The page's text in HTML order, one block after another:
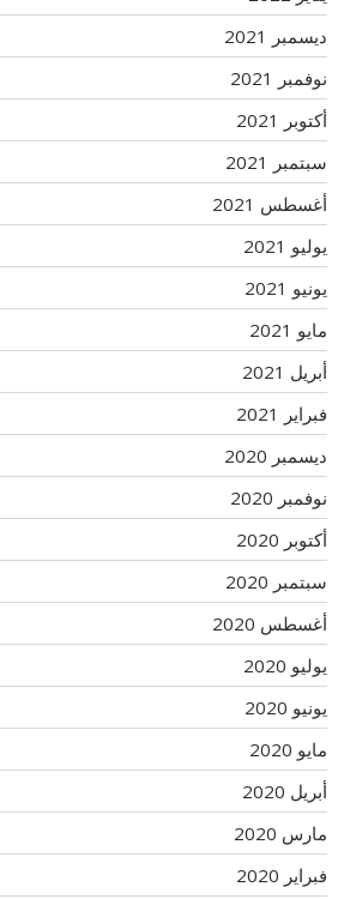
ديسمبر 2021
نوفمبر 2021
أكتوبر 2021
سبتمبر 2021
أغسطس 2021
يوليو 2021
يونيو 2021
مايو 2021
أبريل 2021
فبراير 2021
ديسمبر 2020
نوفمبر 2020
أكتوبر 2020
سبتمبر 2020
أغسطس 2020
يوليو 2020
يونيو 2020
مايو 2020
أبريل 2020
مارس 2020
فبراير 2020